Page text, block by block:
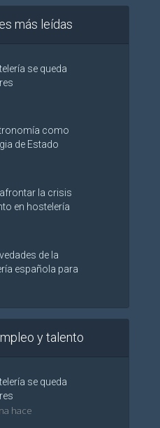
más leídas
se queda
como
de Estado
la crisis
en hostelería
de la
española para
y talento
se queda
hace